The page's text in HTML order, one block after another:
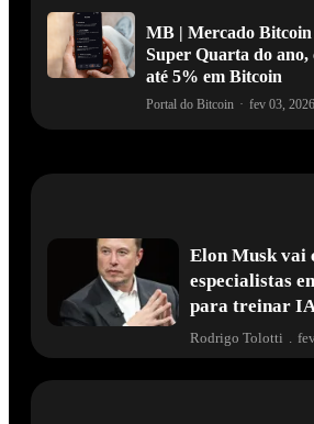
MB | Mercado
Super Quarta do ano,
até 5% em Bitcoin
Portal do Bitcoin · fev 03, 2026
Elon Musk
especialistas
para treinar IA
Rodrigo Tolotti